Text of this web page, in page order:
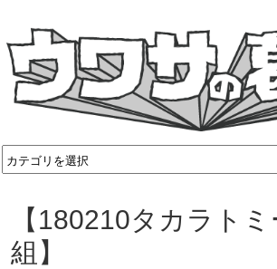
【180210タカラト
組】